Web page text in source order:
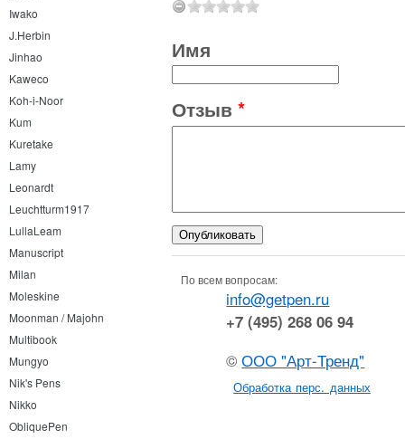
Iwako
J.Herbin
Jinhao
Kaweco
Koh-i-Noor
Kum
Kuretake
Lamy
Leonardt
Leuchtturm1917
LullaLeam
Manuscript
Milan
Moleskine
Moonman / Majohn
Multibook
Mungyo
Nik's Pens
Nikko
ObliquePen
Имя
Отзыв *
По всем вопросам:
info@getpen.ru
+7 (495) 268 06 94
©ООО "Арт-Тренд"
Обработка перс. данных